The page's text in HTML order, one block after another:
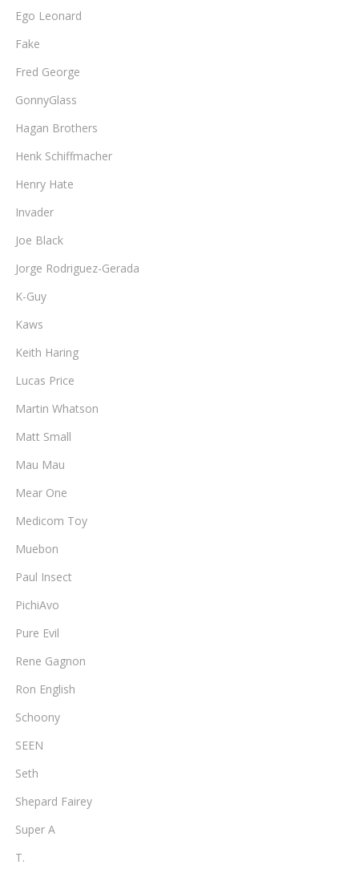
Ego Leonard
Fake
Fred George
GonnyGlass
Hagan Brothers
Henk Schiffmacher
Henry Hate
Invader
Joe Black
Jorge Rodriguez-Gerada
K-Guy
Kaws
Keith Haring
Lucas Price
Martin Whatson
Matt Small
Mau Mau
Mear One
Medicom Toy
Muebon
Paul Insect
PichiAvo
Pure Evil
Rene Gagnon
Ron English
Schoony
SEEN
Seth
Shepard Fairey
Super A
T.